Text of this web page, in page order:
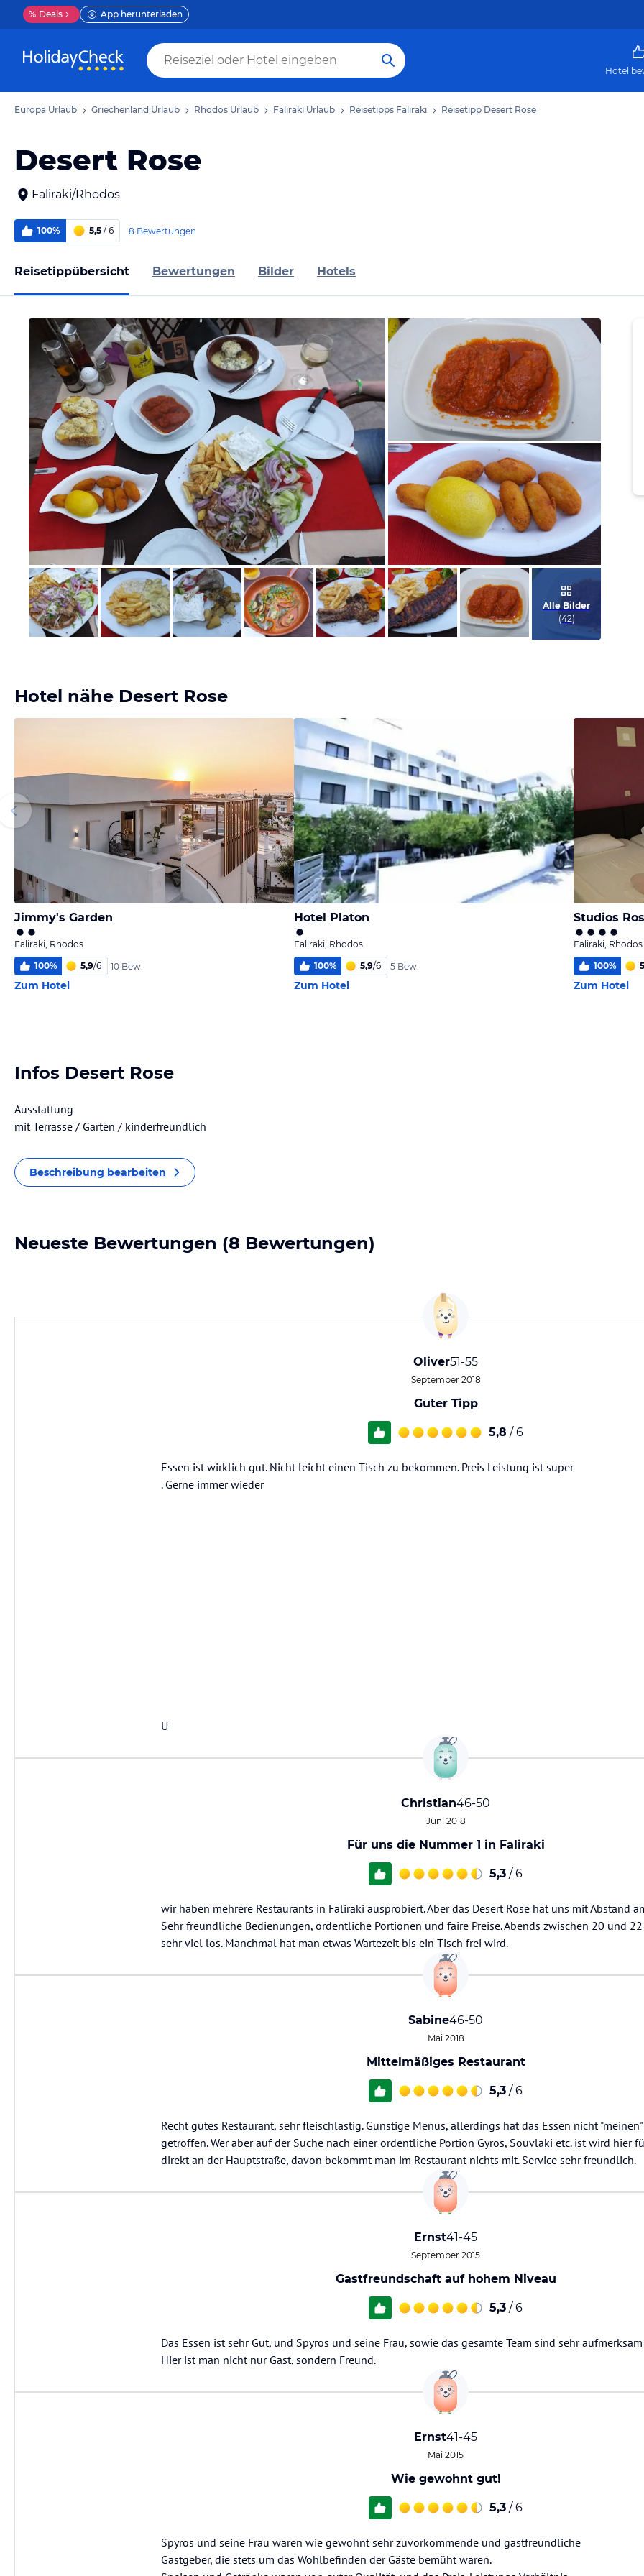
% Deals App herunterladen
Hotel
Europa Urlaub Griechenland Urlaub Rhodos Urlaub Faliraki Urlaub Reisetipps Faliraki Reisetipp Desert Rose
Desert Rose
Faliraki/Rhodos
100% 5,5 / 6 8 Bewertungen
Reisetippübersicht Bewertungen Bilder Hotels
Bild melden
von Ernst
Bild melden
von Ernst
Bild melden
von Ernst
Alle Bilder
(42)
Hotel nähe Desert Rose
Jimmy's Garden
Faliraki, Rhodos
100% 5,9/6 10 Bew.
Zum Hotel
Hotel Platon
Faliraki, Rhodos
100% 5,9/6 5 Bew.
Zum Hotel
Studios
Faliraki, Rhodos
100%
Zum Hotel
Infos Desert Rose
Ausstattung
mit Terrasse / Garten / kinderfreundlich
Beschreibung bearbeiten
Neueste Bewertungen (8 Bewertungen)
Oliver51-55
September 2018
Guter Tipp
5,8 / 6
Essen ist wirklich gut. Nicht leicht einen Tisch zu bekommen. Preis Leistung ist super
. Gerne immer wieder
U
Christian46-50
Juni 2018
Für uns die Nummer 1 in Faliraki
5,3 / 6
wir haben mehrere Restaurants in Faliraki ausprobiert. Aber das Desert Rose hat uns mit Abstand
Sehr freundliche Bedienungen, ordentliche Portionen und faire Preise. Abends zwischen 20 und
sehr viel los. Manchmal hat man etwas Wartezeit bis ein Tisch frei wird.
Sabine46-50
Mai 2018
Mittelmäßiges Restaurant
5,3 / 6
Recht gutes Restaurant, sehr fleischlastig. Günstige Menüs, allerdings hat das Essen nicht
getroffen. Wer aber auf der Suche nach einer ordentliche Portion Gyros, Souvlaki etc. ist wird hier
direkt an der Hauptstraße, davon bekommt man im Restaurant nichts mit. Service sehr freundlich.
Ernst41-45
September 2015
Gastfreundschaft auf hohem Niveau
5,3 / 6
Das Essen ist sehr Gut, und Spyros und seine Frau, sowie das gesamte Team sind sehr
Hier ist man nicht nur Gast, sondern Freund.
Ernst41-45
Mai 2015
Wie gewohnt gut!
5,3 / 6
Spyros und seine Frau waren wie gewohnt sehr zuvorkommende und gastfreundliche
Gastgeber, die stets um das Wohlbefinden der Gäste bemüht waren.